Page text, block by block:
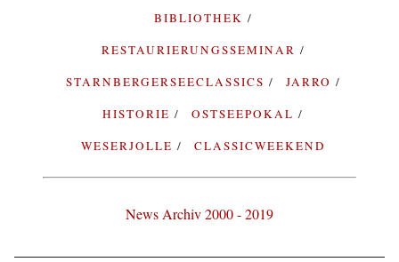
BIBLIOTHEK
RESTAURIERUNGSSEMINAR
STARNBERGERSEECLASSICS
JARRO
HISTORIE
OSTSEEPOKAL
WESERJOLLE
CLASSICWEEKEND
News Archiv 2000 - 2019